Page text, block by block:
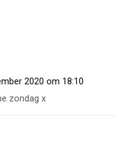
2020 om 18:10
zondag x